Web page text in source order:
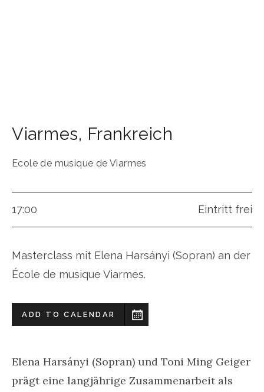
Viarmes, Frankreich
Ecole de musique de Viarmes
17:00 Eintritt frei
Masterclass mit Elena Harsányi (Sopran) an der
École de musique Viarmes.
ADD TO CALENDAR
Elena Harsányi (Sopran) und Toni Ming Geiger
prägt eine langjährige Zusammenarbeit als